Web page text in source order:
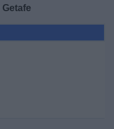
Getafe